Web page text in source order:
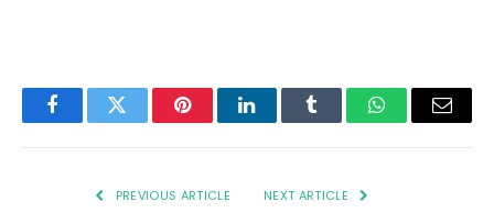
FacebookTwitter PinterestLinkedInTumblr WhatsAppEmail
PREVIOUS ARTICLE NEXT ARTICLE